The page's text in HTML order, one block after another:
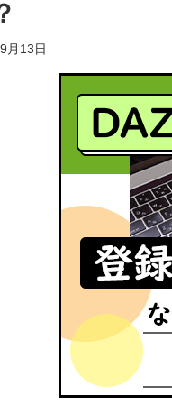
月13日